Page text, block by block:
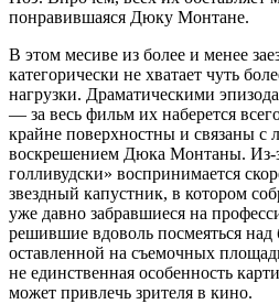
понравившаяся Дюку Монтане.
В этом месиве из более и менее
категорически не хватает чуть
нагрузки. Драматическими
— за весь фильм их наберется
крайне поверхностны и связаны
воскрешением Дюка Монтаны. Из-
голливудски» воспринимается
звездный капустник, в котором
уже давно забравшиеся на
решившие вдоволь посмеяться
оставленной на съемочных
не единственная особенность
может привлечь зрителя в кино.